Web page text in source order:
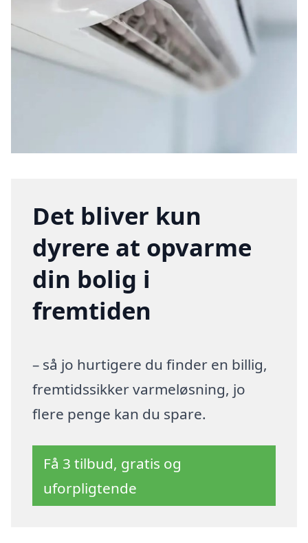
Det bliver kun
dyrere at opvarme
din bolig i
fremtiden
– så jo hurtigere du finder en billig,
fremtidssikker varmeløsning, jo
flere penge kan du spare.
Få 3 tilbud, gratis og
uforpligtende